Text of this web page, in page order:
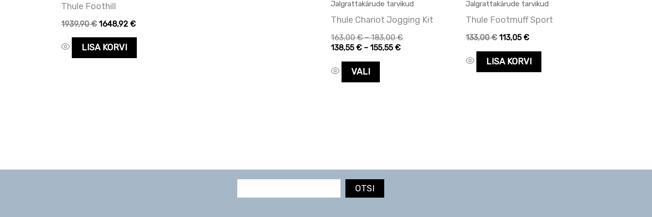
Thule Foothill
1939,90€ 1648,92 €
LISA KORVI
Jalgrattakärude tarvikud
Thule Chariot Jogging Kit
163,00€ – 183,00€
138,55€ – 155,55€
VALI
tootelehel.
Jalgrattakärude tarvikud
Thule Footmuff Sport
133,00€ 113,05€
LISA KORVI
OTSI